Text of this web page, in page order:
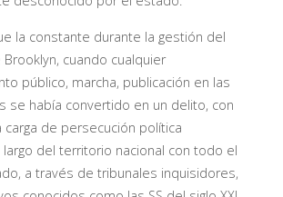
la constante durante la gestión del
cuando cualquier
público, marcha, publicación en las
se había convertido en un delito, con
carga de persecución política
del territorio nacional con todo el
a través de tribunales inquisidores,